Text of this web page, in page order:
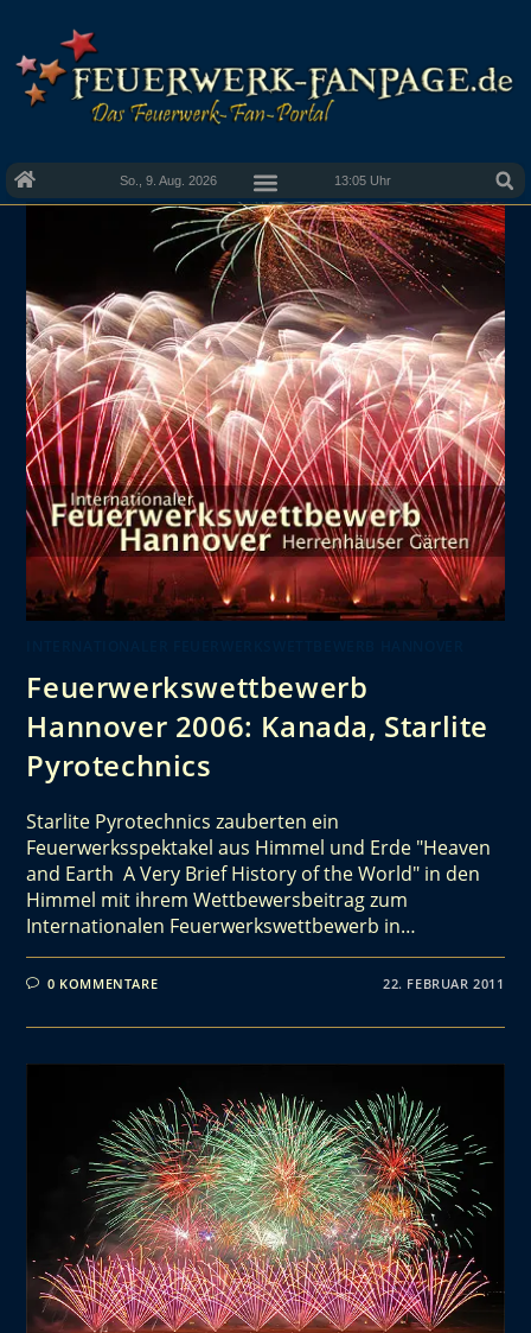
So., 9. Aug. 2026 13:05 Uhr
Feuerwerkswettbewerb
Hannover 2006: Kanada, Starlite
Pyrotechnics
Starlite Pyrotechnics zauberten ein
Feuerwerksspektakel aus Himmel und Erde "Heaven
and Earth  A Very Brief History of the World" in den
Himmel mit ihrem Wettbewersbeitrag zum
Internationalen Feuerwerkswettbewerb in…
0 KOMMENTARE 22. FEBRUAR 2011